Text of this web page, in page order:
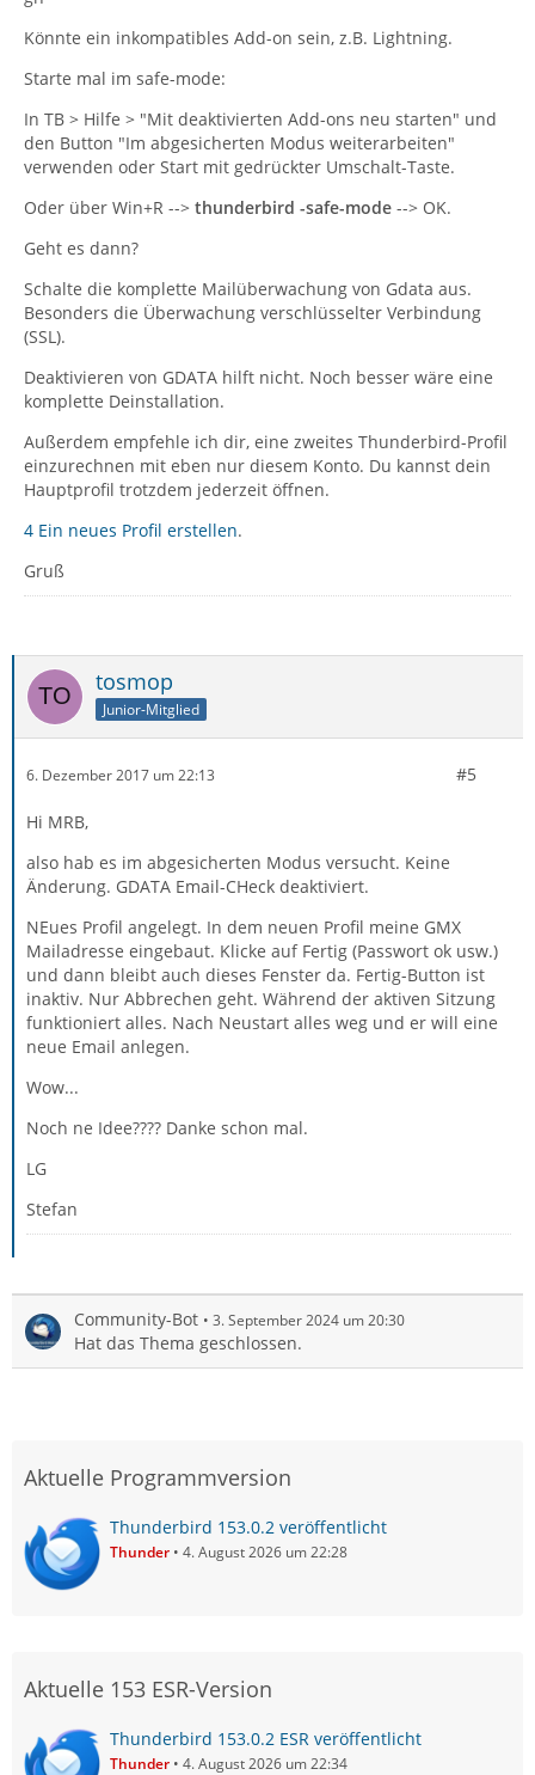
Könnte ein inkompatibles Add-on sein, z.B. Lightning.
Starte mal im safe-mode:
In TB > Hilfe > "Mit deaktivierten Add-ons neu starten" und
den Button "Im abgesicherten Modus weiterarbeiten"
verwenden oder Start mit gedrückter Umschalt-Taste.
Oder über Win+R --> thunderbird -safe-mode --> OK.
Geht es dann?
Schalte die komplette Mailüberwachung von Gdata aus.
Besonders die Überwachung verschlüsselter Verbindung
(SSL).
Deaktivieren von GDATA hilft nicht. Noch besser wäre eine
komplette Deinstallation.
Außerdem empfehle ich dir, eine zweites Thunderbird-Profil
einzurechnen mit eben nur diesem Konto. Du kannst dein
Hauptprofil trotzdem jederzeit öffnen.
4 Ein neues Profil erstellen.
Gruß
tosmop
Junior-Mitglied
6. Dezember 2017 um 22:13 #5
Hi MRB,
also hab es im abgesicherten Modus versucht. Keine
Änderung. GDATA Email-CHeck deaktiviert.
NEues Profil angelegt. In dem neuen Profil meine GMX
Mailadresse eingebaut. Klicke auf Fertig (Passwort ok usw.)
und dann bleibt auch dieses Fenster da. Fertig-Button ist
inaktiv. Nur Abbrechen geht. Während der aktiven Sitzung
funktioniert alles. Nach Neustart alles weg und er will eine
neue Email anlegen.
Wow...
Noch ne Idee???? Danke schon mal.
LG
Stefan
Community-Bot 3. September 2024 um 20:30
Hat das Thema geschlossen.
Aktuelle Programmversion
Thunderbird 153.0.2 veröffentlicht
Thunder 4. August 2026 um 22:28
Aktuelle 153 ESR-Version
Thunderbird 153.0.2 ESR veröffentlicht
Thunder 4. August 2026 um 22:34